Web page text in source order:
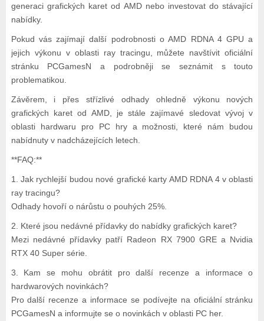
generaci grafických karet od AMD nebo investovat do stávající
nabídky.
Pokud vás zajímají další podrobnosti o AMD RDNA 4 GPU a
jejich výkonu v oblasti ray tracingu, můžete navštívit oficiální
stránku PCGamesN a podrobněji se seznámit s touto
problematikou.
Závěrem, i přes střízlivé odhady ohledně výkonu nových
grafických karet od AMD, je stále zajímavé sledovat vývoj v
oblasti hardwaru pro PC hry a možnosti, které nám budou
nabídnuty v nadcházejících letech.
**FAQ:**
1. Jak rychlejší budou nové grafické karty AMD RDNA 4 v oblasti
ray tracingu?
Odhady hovoří o nárůstu o pouhých 25%.
2. Které jsou nedávné přídavky do nabídky grafických karet?
Mezi nedávné přídavky patří Radeon RX 7900 GRE a Nvidia
RTX 40 Super série.
3. Kam se mohu obrátit pro další recenze a informace o
hardwarových novinkách?
Pro další recenze a informace se podívejte na oficiální stránku
PCGamesN a informujte se o novinkách v oblasti PC her.